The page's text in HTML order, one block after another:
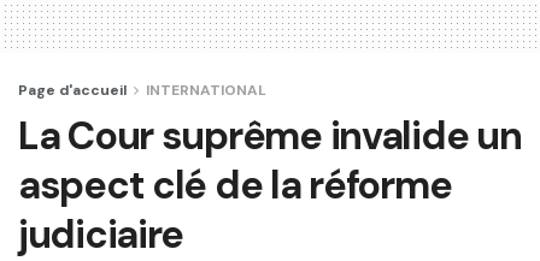
Page d'accueil INTERNATIONAL
La Cour suprême invalide un
aspect clé de la réforme
judiciaire